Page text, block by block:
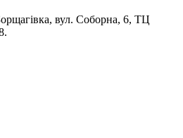
вул. Соборна, 6, ТЦ